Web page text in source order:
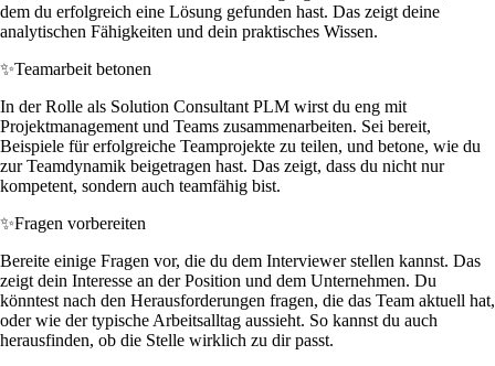
dem du erfolgreich eine Lösung gefunden hast. Das zeigt deine
analytischen Fähigkeiten und dein praktisches Wissen.
✨Teamarbeit betonen
In der Rolle als Solution Consultant PLM wirst du eng mit
Projektmanagement und Teams zusammenarbeiten. Sei bereit,
Beispiele für erfolgreiche Teamprojekte zu teilen, und betone, wie du
zur Teamdynamik beigetragen hast. Das zeigt, dass du nicht nur
kompetent, sondern auch teamfähig bist.
✨Fragen vorbereiten
Bereite einige Fragen vor, die du dem Interviewer stellen kannst. Das
zeigt dein Interesse an der Position und dem Unternehmen. Du
könntest nach den Herausforderungen fragen, die das Team aktuell hat,
oder wie der typische Arbeitsalltag aussieht. So kannst du auch
herausfinden, ob die Stelle wirklich zu dir passt.